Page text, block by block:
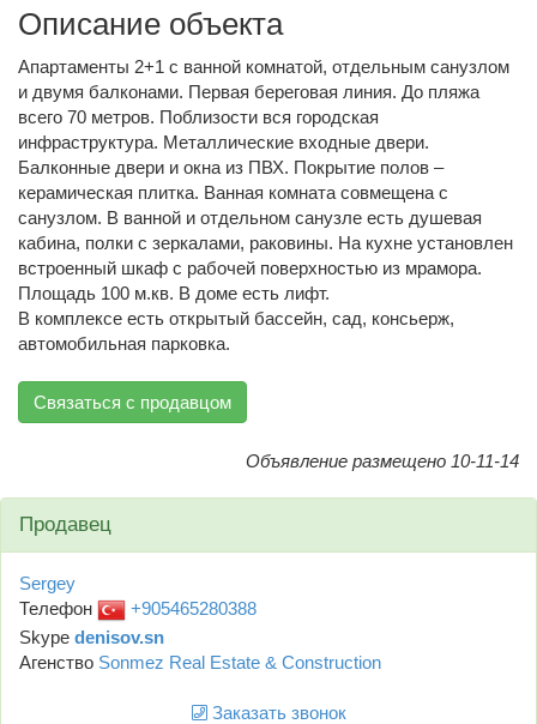
Описание объекта
Апартаменты 2+1 с ванной комнатой, отдельным санузлом
и двумя балконами. Первая береговая линия. До пляжа
всего 70 метров. Поблизости вся городская
инфраструктура. Металлические входные двери.
Балконные двери и окна из ПВХ. Покрытие полов –
керамическая плитка. Ванная комната совмещена с
санузлом. В ванной и отдельном санузле есть душевая
кабина, полки с зеркалами, раковины. На кухне установлен
встроенный шкаф с рабочей поверхностью из мрамора.
Площадь 100 м.кв. В доме есть лифт.
В комплексе есть открытый бассейн, сад, консьерж,
автомобильная парковка.
Связаться с продавцом
Объявление размещено 10-11-14
Продавец
Sergey
Телефон
+905465280388
Skype denisov.sn
Агенство Sonmez Real Estate & Construction
Заказать звонок